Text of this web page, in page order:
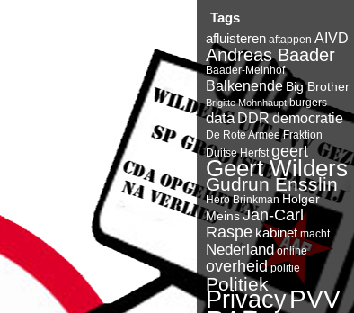
Tags
afluisteren aftappen AIVD
Andreas Baader
Baader-Meinhof
Balkenende Big Brother
Brigitte Mohnhaupt burgers
data DDRdemocratie
De Rote Armee Fraktion
Duitse Herfst geert
Geert Wilders
Gudrun Ensslin
Hero Brinkman Holger
MeinsJan-Carl
Raspe kabinet macht
Nederland online
overheid politie
Politiek
PrivacyPVV